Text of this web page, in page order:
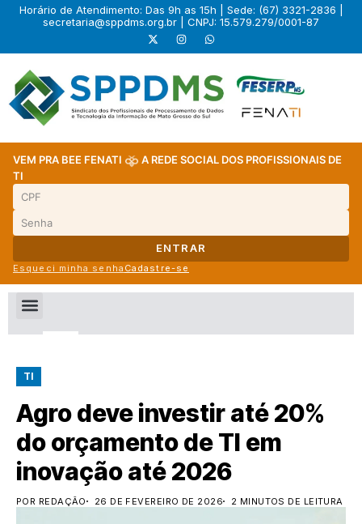
Horário de Atendimento: Das 9h as 15h | Sede: (67) 3321-2836 |
secretaria@sppdms.org.br | CNPJ: 15.579.279/0001-87
VEM PRA BEE FENATI
A REDE SOCIAL DOS PROFISSIONAIS DE
TI
ENTRAR
Esqueci minha senha Cadastre-se
TI
Agro deve investir até 20%
do orçamento de TI em
inovação até 2026
POR REDAÇÃO 26 DE FEVEREIRO DE 2026 2 MINUTOS DE LEITURA